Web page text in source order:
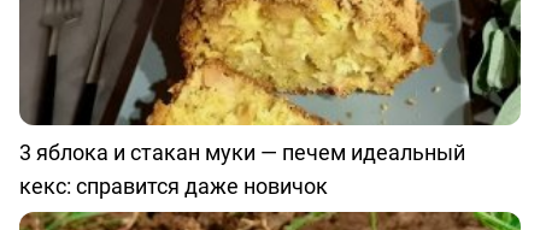
3 яблока и стакан муки — печем идеальный
кекс: справится даже новичок